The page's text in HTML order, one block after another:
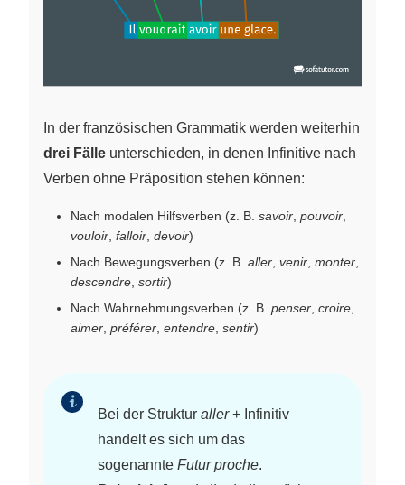
In der französischen Grammatik werden weiterhin
drei Fälle unterschieden, in denen Infinitive nach
Verben ohne Präposition stehen können:
Nach modalen Hilfsverben (z. B. savoir, pouvoir,
vouloir, falloir, devoir)
Nach Bewegungsverben (z. B. aller, venir, monter,
descendre, sortir)
Nach Wahrnehmungsverben (z. B. penser, croire,
aimer, préférer, entendre, sentir)
Bei der Struktur aller+ Infinitiv
handelt es sich um das
sogenannte Futur proche.